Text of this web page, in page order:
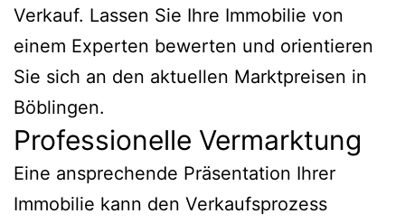
Verkauf. Lassen Sie Ihre Immobilie von
einem Experten bewerten und orientieren
Sie sich an den aktuellen Marktpreisen in
Böblingen.
Professionelle Vermarktung
Eine ansprechende Präsentation Ihrer
Immobilie kann den Verkaufsprozess